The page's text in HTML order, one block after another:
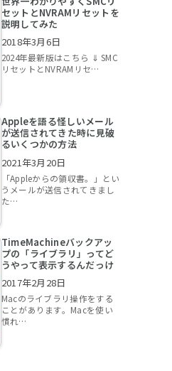
セットとNVRAMリセットを
説明してみた
2018年3月6日
2024年最新版はこちら ⇓ SMC
リセットとNVRAMリセ…
Appleを語る怪しいメール
が送信されてきた時に見破
るいくつかの方法
2021年3月20日
「Appleからの領収書。」とい
うメールが送信されてきまし
た…
TimeMachineバックアッ
プの「ライブラリ」ってど
うやって表示するんだっけ
2017年2月28日
Macのライブラリ操作をする
ことがあります。Macを使い
慣れ…